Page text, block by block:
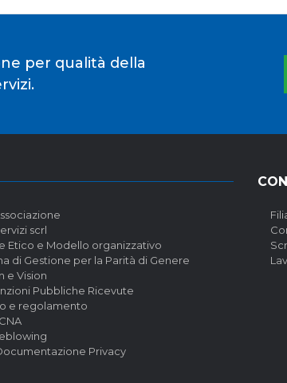
per qualità della
scrl
Etico e Modello organizzativo
di Gestione per la Parità di Genere
e Vision
Pubbliche Ricevute
e regolamento
Privacy